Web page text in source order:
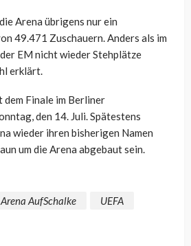
Arena übrigens nur ein
49.471 Zuschauern. Anders als im
EM nicht wieder Stehplätze
erklärt.
Finale im Berliner
den 14. Juli. Spätestens
wieder ihren bisherigen Namen
um die Arena abgebaut sein.
Arena AufSchalke
UEFA